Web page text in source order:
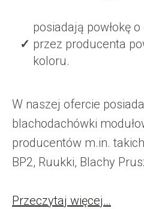
posiadają powłokę
przez producenta
koloru.
W naszej ofercie
blachodachówki
producentów m.in.
BP2, Ruukki, Blachy
Przeczytaj więcej…